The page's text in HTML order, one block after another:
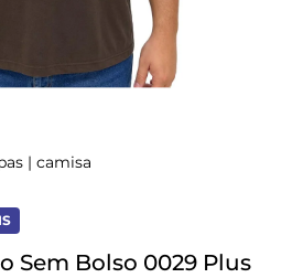
| camisa
Sem Bolso 0029 Plus